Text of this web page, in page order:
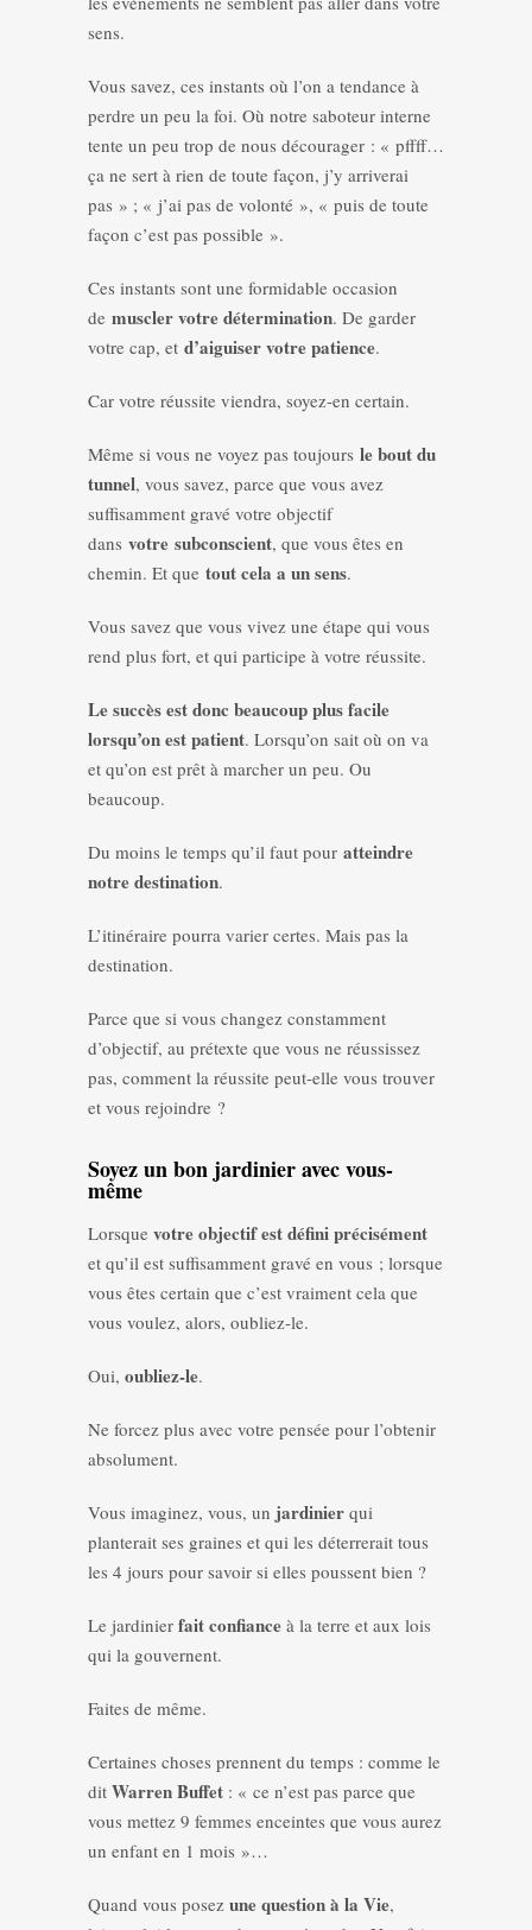
sens.
Vous savez, ces instants où l’on a tendance à
perdre un peu la foi. Où notre saboteur interne
tente un peu trop de nous décourager : « pffff…
ça ne sert à rien de toute façon, j’y arriverai
pas » ; « j’ai pas de volonté », « puis de toute
façon c’est pas possible ».
Ces instants sont une formidable occasion
de muscler votre détermination. De garder
votre cap, et d’aiguiser votre patience.
Car votre réussite viendra, soyez-en certain.
Même si vous ne voyez pas toujours le bout du
tunnel, vous savez, parce que vous avez
suffisamment gravé votre objectif
dans votre subconscient, que vous êtes en
chemin. Et que tout cela a un sens.
Vous savez que vous vivez une étape qui vous
rend plus fort, et qui participe à votre réussite.
Le succès est donc beaucoup plus facile
lorsqu’on est patient. Lorsqu’on sait où on va
et qu’on est prêt à marcher un peu. Ou
beaucoup.
Du moins le temps qu’il faut pour atteindre
notre destination.
L’itinéraire pourra varier certes. Mais pas la
destination.
Parce que si vous changez constamment
d’objectif, au prétexte que vous ne réussissez
pas, comment la réussite peut-elle vous trouver
et vous rejoindre ?
Soyez un bon jardinier avec vous-
même
Lorsque votre objectif est défini précisément
et qu’il est suffisamment gravé en vous ; lorsque
vous êtes certain que c’est vraiment cela que
vous voulez, alors, oubliez-le.
Oui, oubliez-le.
Ne forcez plus avec votre pensée pour l’obtenir
absolument.
Vous imaginez, vous, un jardinier qui
planterait ses graines et qui les déterrerait tous
les 4 jours pour savoir si elles poussent bien ?
Le jardinier fait confiance à la terre et aux lois
qui la gouvernent.
Faites de même.
Certaines choses prennent du temps : comme le
dit Warren Buffet : « ce n’est pas parce que
vous mettez 9 femmes enceintes que vous aurez
un enfant en 1 mois »…
Quand vous posez une question à la Vie,